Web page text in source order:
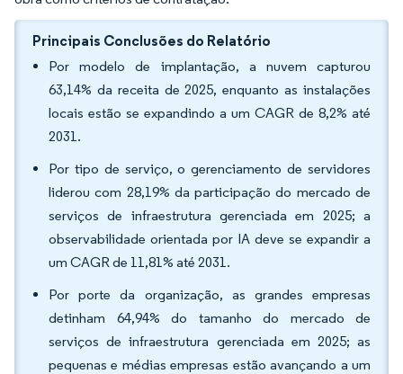
Principais Conclusões do Relatório
Por modelo de implantação, a nuvem capturou
63,14% da receita de 2025, enquanto as instalações
locais estão se expandindo a um CAGR de 8,2% até
2031.
Por tipo de serviço, o gerenciamento de servidores
liderou com 28,19% da participação do mercado de
serviços de infraestrutura gerenciada em 2025; a
observabilidade orientada por IA deve se expandir a
um CAGR de 11,81% até 2031.
Por porte da organização, as grandes empresas
detinham 64,94% do tamanho do mercado de
serviços de infraestrutura gerenciada em 2025; as
pequenas e médias empresas estão avançando a um